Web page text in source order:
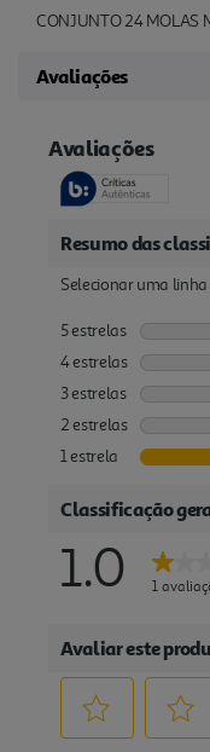
CONJUNTO 24 MOLAS
Avaliações